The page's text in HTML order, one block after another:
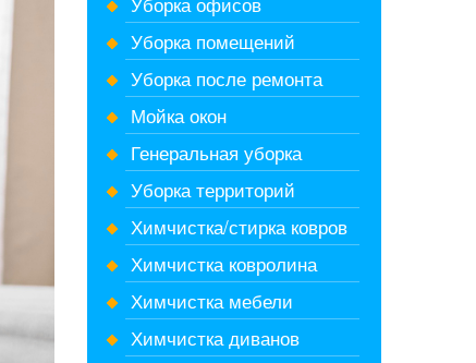
Уборка помещений
Уборка после ремонта
Мойка окон
Генеральная уборка
Уборка территорий
Химчистка/стирка ковров
Химчистка ковролина
Химчистка мебели
Химчистка диванов